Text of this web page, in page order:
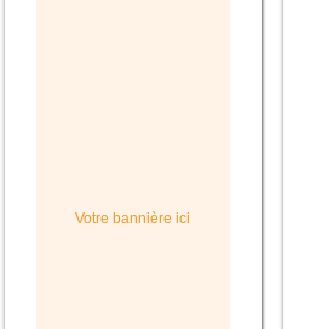
Votre bannière ici